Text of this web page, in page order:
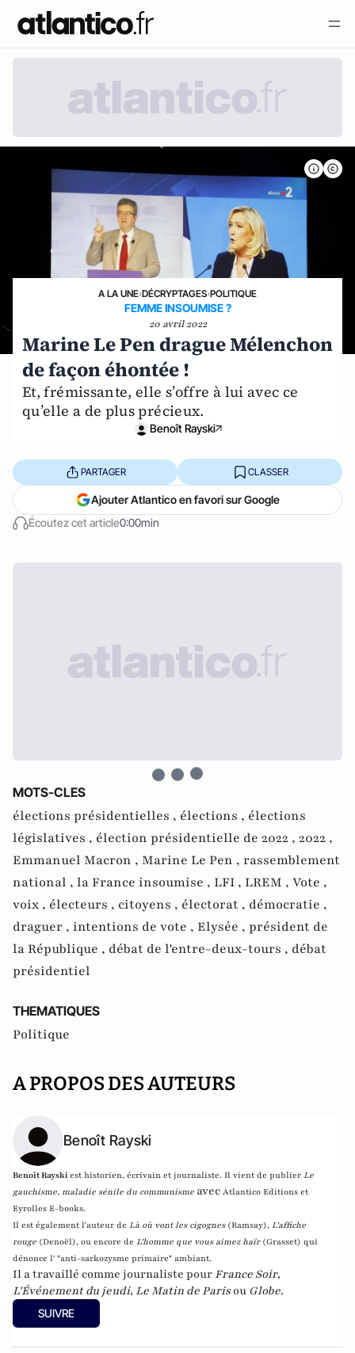
A LA UNE›DÉCRYPTAGES›POLITIQUE
FEMME INSOUMISE ?
20 avril 2022
Marine Le Pen drague Mélenchon
de façon éhontée !
Et, frémissante, elle s’offre à lui avec ce
qu’elle a de plus précieux.
Benoît Rayski
Écoutez cet article0:00min
PARTAGER CLASSER
Ajouter Atlantico en favori sur Google
MOTS-CLES
élections présidentielles , élections , élections
législatives , élection présidentielle de 2022 , 2022 ,
Emmanuel Macron , Marine Le Pen , rassemblement
national , la France insoumise , LFI , LREM , Vote ,
voix , électeurs , citoyens , électorat , démocratie ,
draguer , intentions de vote , Elysée , président de
la République , débat de l'entre-deux-tours , débat
présidentiel
THEMATIQUES
Politique
A PROPOS DES AUTEURS
Benoît Rayski
Benoît Rayskiest historien, écrivain et journaliste. Il vient de publier Le
gauchisme, maladie sénile du communisme avec Atlantico Editions et
Eyrolles E-books.
Il est également l'auteur de Là où vont les cigognes (Ramsay), L'affiche
rouge (Denoël), ou encore de L'homme que vous aimez haïr (Grasset) qui
dénonce l' "anti-sarkozysme primaire" ambiant.
Il a travaillé comme journaliste pour France Soir,
L'Événement du jeudi, Le Matin de Parisou Globe.
SUIVRE